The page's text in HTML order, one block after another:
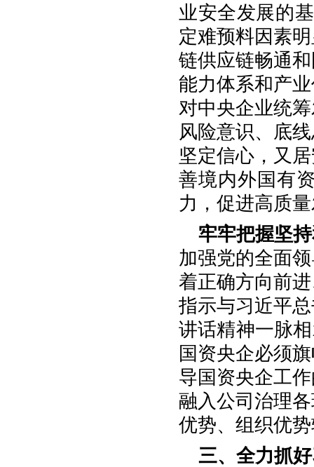
业安全发展的
定难预料因素
链供应链畅通
能力体系和产
对中央企业统
风险意识、底
坚定信心，又
善境内外国有
力，促进高质
牢牢把握坚
加强党的全面
着正确方向前
指示与习近平
讲话精神一脉
国资央企必须
导国资央企工
融入公司治理
优势、组织优
三、全力抓